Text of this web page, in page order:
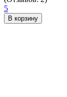
5
В корзину